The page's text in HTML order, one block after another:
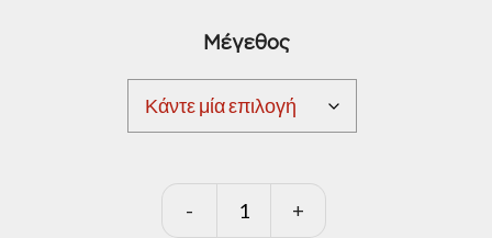
6,75 €
Μέγεθος
-
Μπατανόβουρτσες
+